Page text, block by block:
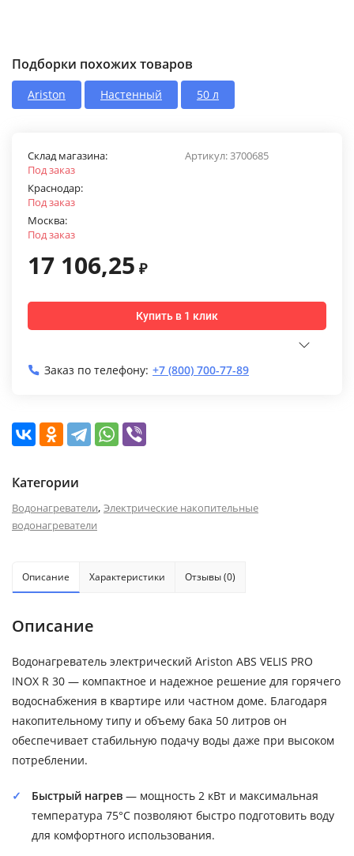
Подборки похожих товаров
Ariston Настенный 50 л
Артикул:3700685
Склад магазина:
Под заказ
Краснодар:
Под заказ
Москва:
Под заказ
17 106,25 ₽
Купить в 1 клик
Заказ по телефону: +7 (800) 700-77-89
Категории
Водонагреватели, Электрические накопительные
водонагреватели
Описание Характеристики Отзывы (0)
Описание
Водонагреватель электрический Ariston ABS VELIS PRO
INOX R 30 — компактное и надежное решение для горячего
водоснабжения в квартире или частном доме. Благодаря
накопительному типу и объему бака 50 литров он
обеспечивает стабильную подачу воды даже при высоком
потреблении.
Быстрый нагрев — мощность 2 кВт и максимальная
температура 75°C позволяют быстро подготовить воду
для комфортного использования.